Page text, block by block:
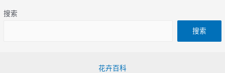
搜索
搜索
花卉百科